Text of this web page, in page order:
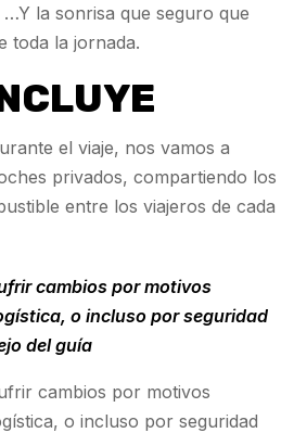
la sonrisa que seguro que
toda la jornada.
el viaje, nos vamos a
privados, compartiendo los
entre los viajeros de cada
cambios por motivos
o incluso por seguridad
del guía
cambios por motivos
o incluso por seguridad